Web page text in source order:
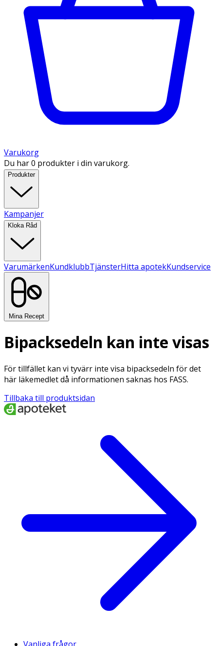
Varukorg
Du har 0 produkter i din varukorg.
Produkter
Kampanjer
Kloka Råd
VarumärkenKundklubbTjänsterHitta apotekKundservice
Mina Recept
Bipacksedeln kan inte visas
För tillfället kan vi tyvärr inte visa bipacksedeln för det
här läkemedlet då informationen saknas hos FASS.
Tillbaka till produktsidan